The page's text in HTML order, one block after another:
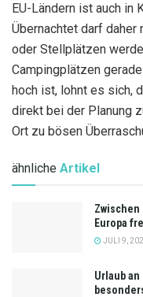
EU-Ländern ist auch in
Übernachtet darf daher
oder Stellplätzen
Campingplätzen
hoch ist, lohnt es sich,
direkt bei der Planung
Ort zu bösen
ähnliche Artikel
Zwischen
Europa
JULI 9,
Urlaub